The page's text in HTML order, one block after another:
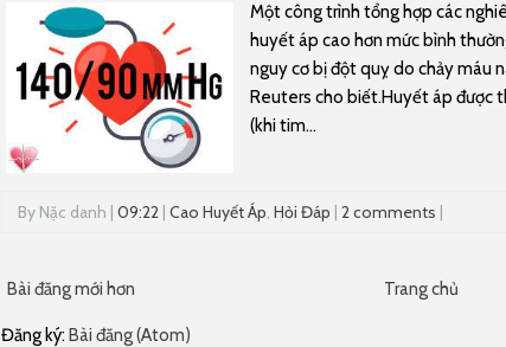
Một công trình tổng hợp các
huyết áp cao hơn mức bình
nguy cơ bị đột quỵ do chảy máu
Reuters cho biết.Huyết áp được
(khi tim...
By Nặc danh | 09:22 | Cao Huyết Áp, Hỏi Đáp | 2 comments |
Bài đăng mới hơn Trang chủ
Đăng ký: Bài đăng (Atom)